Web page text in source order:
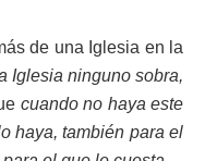
de una Iglesia en la
Iglesia ninguno sobra,
cuando no haya este
haya, también para el